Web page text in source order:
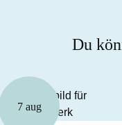
Du
7 aug